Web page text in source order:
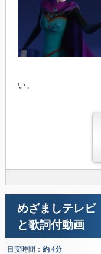
い。
めざましテレ
と歌詞付動画
目安時間： 約 4分